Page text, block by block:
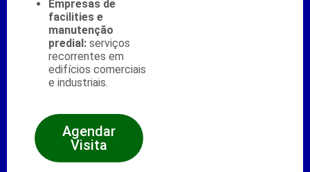
Empresas de
facilities e
manutenção
predial: serviços
recorrentes em
edifícios comerciais
e industriais.
Agendar
Visita